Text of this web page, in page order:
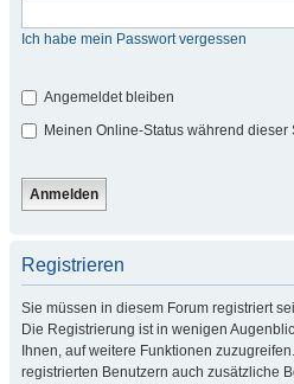
Ich habe mein Passwort vergessen
Angemeldet bleiben
Meinen Online-Status während dieser
Registrieren
Sie müssen in diesem Forum registriert
Die Registrierung ist in wenigen
Ihnen, auf weitere Funktionen
registrierten Benutzern auch zusätzliche